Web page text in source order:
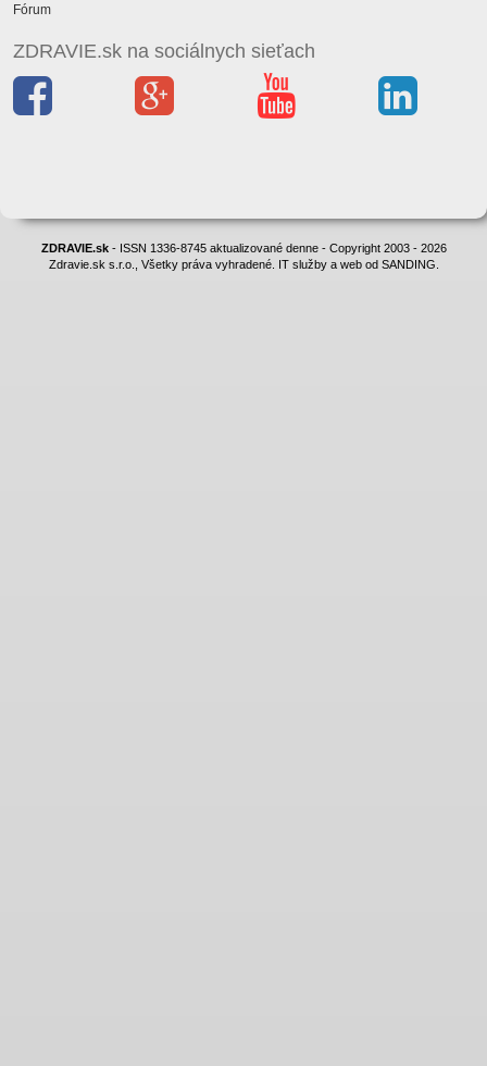
Fórum
ZDRAVIE.sk na sociálnych sieťach
ZDRAVIE.sk- ISSN 1336-8745 aktualizované denne - Copyright 2003 - 2026
Zdravie.sk s.r.o., Všetky práva vyhradené. IT služby a web od SANDING.